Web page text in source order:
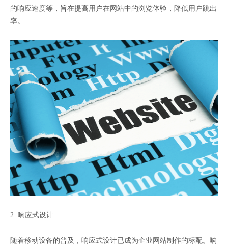
的响应速度等，旨在提高用户在网站中的浏览体验，降低用户跳出
率。
2. 响应式设计
随着移动设备的普及，响应式设计已成为企业网站制作的标配。响